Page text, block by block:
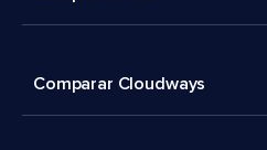
Comparar Cloudways